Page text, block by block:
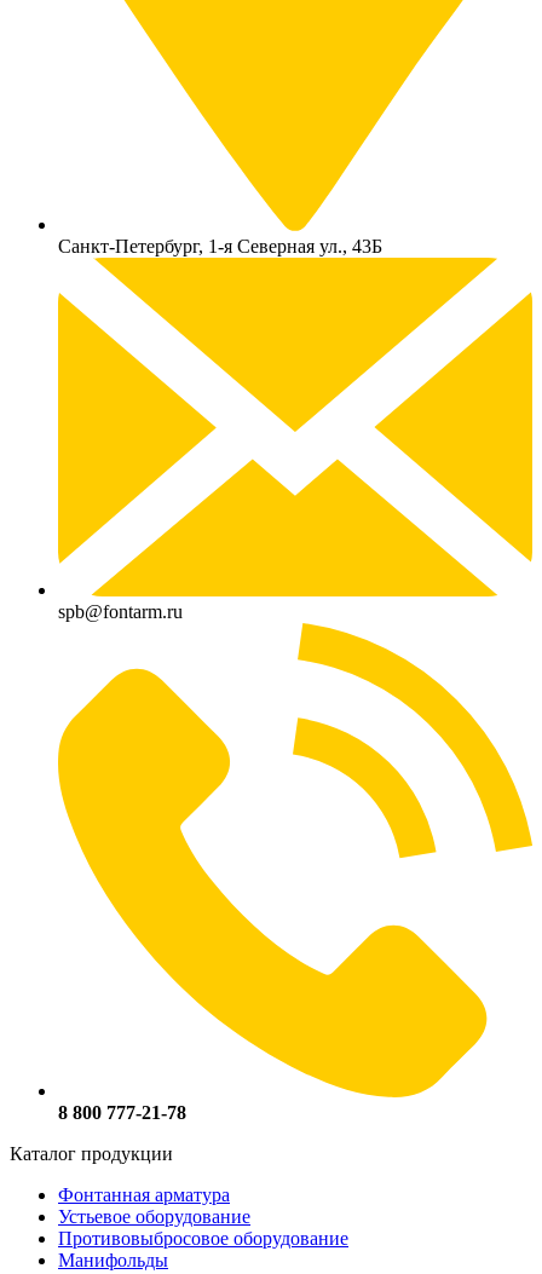
Санкт-Петербург, 1-я Северная ул., 43Б
spb@fontarm.ru
8 800 777-21-78
Каталог продукции
Фонтанная арматура
Устьевое оборудование
Противовыбросовое оборудование
Манифольды